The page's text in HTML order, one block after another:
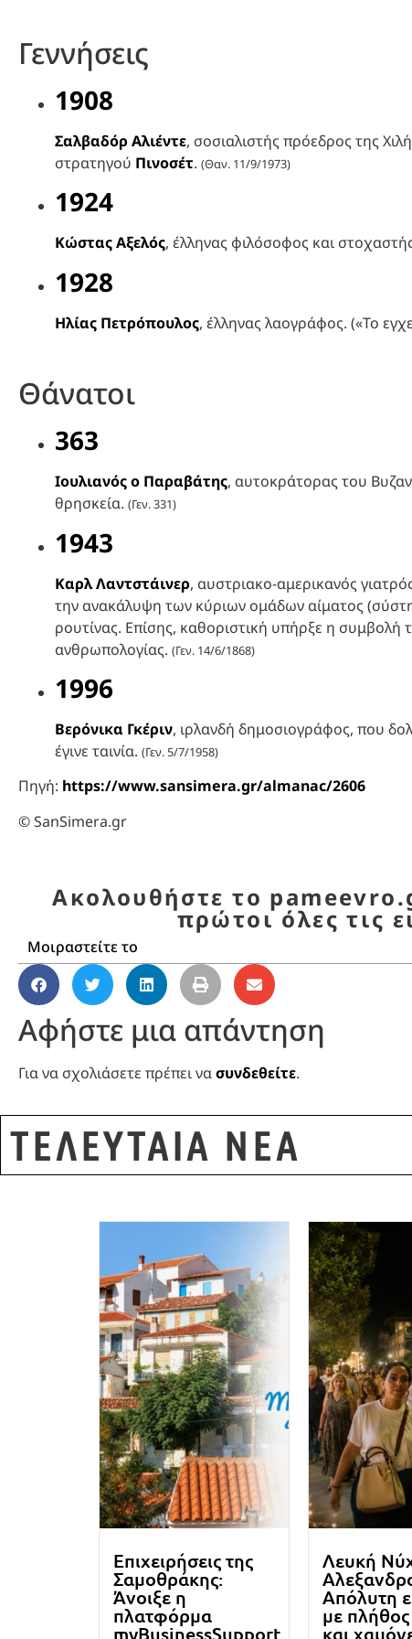
Γεννήσεις
1908
Σαλβαδόρ Αλιέντε, σοσιαλιστής πρόεδρος της
στρατηγού Πινοσέτ. (Θαν. 11/9/1973)
1924
Κώστας Αξελός, έλληνας φιλόσοφος και
1928
Ηλίας Πετρόπουλος, έλληνας λαογράφος. («Το
Θάνατοι
363
Ιουλιανός ο Παραβάτης, αυτοκράτορας του
θρησκεία. (Γεν. 331)
1943
Καρλ Λαντστάινερ, αυστριακο-αμερικανός
την ανακάλυψη των κύριων ομάδων αίματος
ρουτίνας. Επίσης, καθοριστική υπήρξε η συμβολή
ανθρωπολογίας. (Γεν. 14/6/1868)
1996
Βερόνικα Γκέριν, ιρλανδή δημοσιογράφος, που
έγινε ταινία. (Γεν. 5/7/1958)
Πηγή: https://www.sansimera.gr/almanac/2606
© SanSimera.gr
Ακολουθήστε το
πρώτοι όλες τις
Μοιραστείτε το
Αφήστε μια απάντηση
Για να σχολιάσετε πρέπει νασυνδεθείτε.
ΤΕΛΕΥΤΑΙΑ ΝΕΑ
Επιχειρήσεις της
Σαμοθράκης:
Άνοιξε η
πλατφόρμα
myBusinessSupport
Λευκή
Απόλυτη
με
και